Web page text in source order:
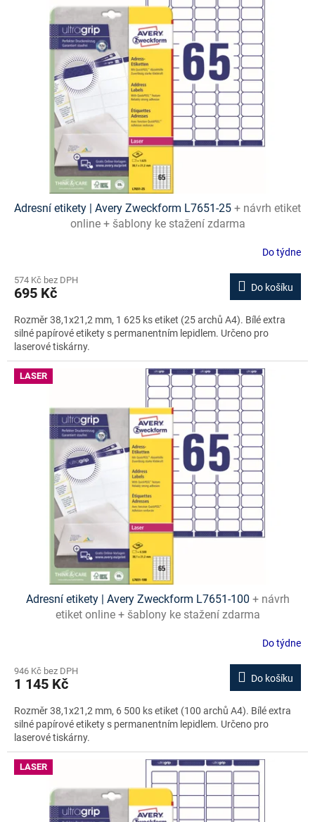
Adresní etikety | Avery Zweckform L7651-25 + návrh etiket
online + šablony ke stažení zdarma
Do týdne
574 Kč bez DPH
695 Kč Do košíku
Rozměr 38,1x21,2 mm, 1 625 ks etiket (25 archů A4). Bílé extra
silné papírové etikety s permanentním lepidlem. Určeno pro
laserové tiskárny.
LASER
Adresní etikety | Avery Zweckform L7651-100 + návrh
etiket online + šablony ke stažení zdarma
Do týdne
946 Kč bez DPH
1 145 Kč Do košíku
Rozměr 38,1x21,2 mm, 6 500 ks etiket (100 archů A4). Bílé extra
silné papírové etikety s permanentním lepidlem. Určeno pro
laserové tiskárny.
LASER